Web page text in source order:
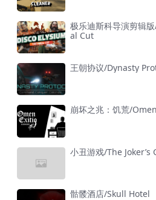
极乐迪斯科导演剪辑
al Cut
王朝协议/Dynasty
崩坏之兆：饥荒/
小丑游戏/The Joker’s
骷髅酒店/Skull Hotel